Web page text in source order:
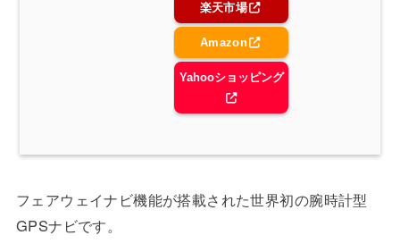
楽天市場
Amazon
Yahooショッピング
フェアウェイナビ機能が搭載された世界初の腕時計型
GPSナビです。